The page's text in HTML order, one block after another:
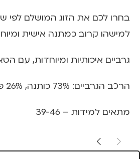
בחרו לכם את הזוג המושלם לפי
למישהו קרוב כמתנה אישית
גרביים איכותיות ומיוחדות, עם
הרכב הגרביים: 73% כותנה, 26% פוליאמיד, 1% אלסטן
מתאים למידות – 39-46